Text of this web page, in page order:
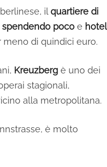
ilquartiere di
poco e hotel
di quindici euro.
Kreuzberg è uno dei
stagionali,
alla metropolitana.
è molto